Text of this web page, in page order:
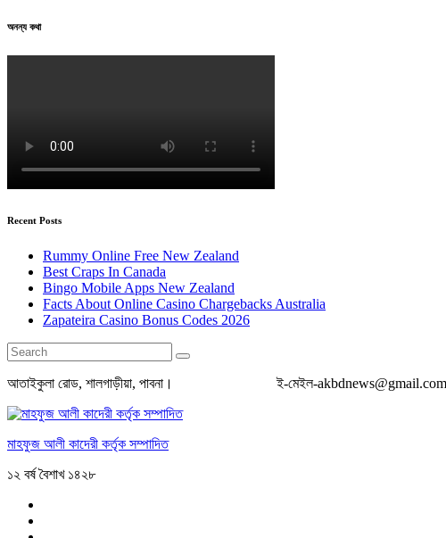
অনন্য কথা
Recent Posts
Rummy Online Free New Zealand
Best Craps In Canada
Bingo Mobile Apps New Zealand
Facts About Online Casino Chargebacks Australia
Zapateira Casino Bonus Codes 2026
আতাইকুলা রোড, শালগাড়ীয়া, পাবনা। ই-মেইল-akbdnews@gmail.com,
মাহফুজ আলী কাদেরী কর্তৃক সম্পাদিত
১২ বর্ষ বৈশাখ ১৪২৮